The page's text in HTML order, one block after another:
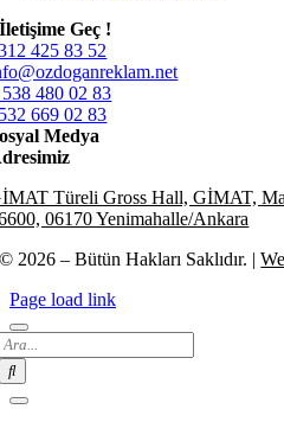
İletişime Geç !
425 83 52
480 02 83
669 02 83
Medya
Türeli Gross Hall, GİMAT,
06170 Yenimahalle/Ankara
© 2026 – Bütün Hakları Saklıdır. |
Page load link